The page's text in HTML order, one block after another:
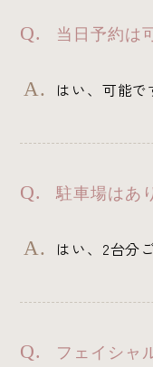
当日予約は
はい、可能で
駐車場はあ
はい、2台分
フェイシャ